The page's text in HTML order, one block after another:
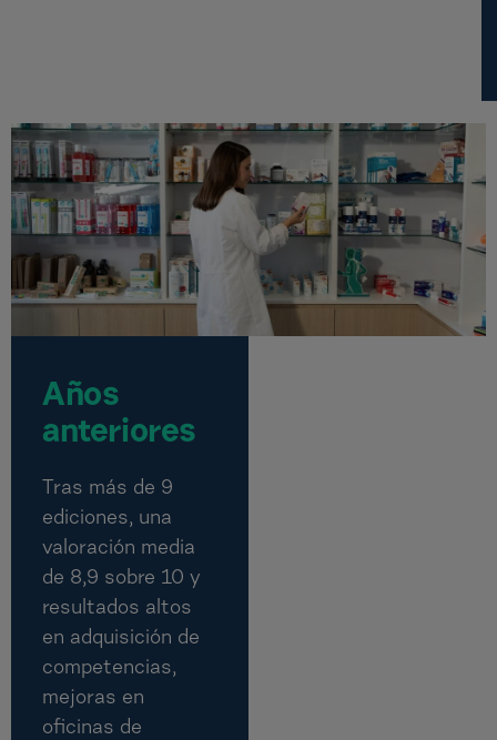
Años
anteriores
Tras más de 9
ediciones, una
valoración media
de 8,9 sobre 10 y
resultados altos
en adquisición de
competencias,
mejoras en
oficinas de